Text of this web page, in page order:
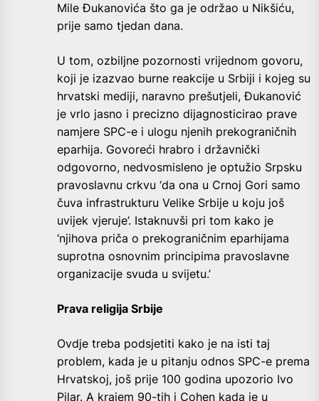
Mile Đukanovića što ga je održao u Nikšiću,
prije samo tjedan dana.
U tom, ozbiljne pozornosti vrijednom govoru,
koji je izazvao burne reakcije u Srbiji i kojeg su
hrvatski mediji, naravno prešutjeli, Đukanović
je vrlo jasno i precizno dijagnosticirao prave
namjere SPC-e i ulogu njenih prekograničnih
eparhija. Govoreći hrabro i državnički
odgovorno, nedvosmisleno je optužio Srpsku
pravoslavnu crkvu ‘da ona u Crnoj Gori samo
čuva infrastrukturu Velike Srbije u koju još
uvijek vjeruje’. Istaknuvši pri tom kako je
‘njihova priča o prekograničnim eparhijama
suprotna osnovnim principima pravoslavne
organizacije svuda u svijetu.’
Prava religija Srbije
Ovdje treba podsjetiti kako je na isti taj
problem, kada je u pitanju odnos SPC-e prema
Hrvatskoj, još prije 100 godina upozorio Ivo
Pilar. A krajem 90-tih i Cohen kada je u